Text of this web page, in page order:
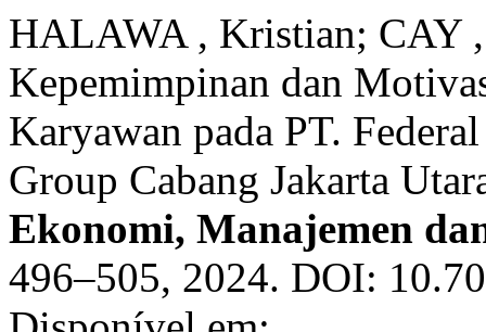
HALAWA , Kristian; CAY ,
Kepemimpinan dan
Karyawan pada PT.
Group Cabang Jakarta
Ekonomi, Manajemen
496–505, 2024. DOI: